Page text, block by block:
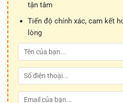
Inox Vàng Hồng
tận tâm
Tiến độ chính xác, cam kết
lòng